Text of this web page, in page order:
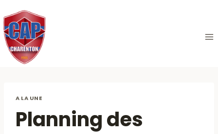
au
contenu
A LA UNE
Planning des